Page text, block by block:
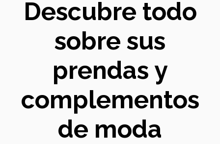
Descubre todo
sobre sus
prendas y
complementos
de moda